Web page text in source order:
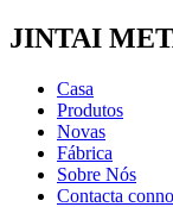
JINTAI
Casa
Produtos
Novas
Fábrica
Sobre Nós
Contacta